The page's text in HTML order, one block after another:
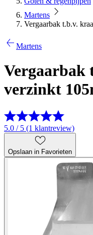
Martens
Vergaarbak t.b.v.
Martens
Vergaarbak
verzinkt
5.0 / 5 (1 klantreview)
Opslaan in Favorieten